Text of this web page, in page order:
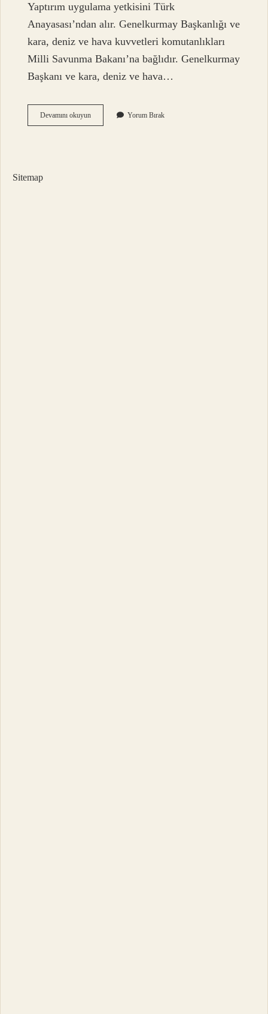
Yaptırım uygulama yetkisini Türk
Anayasası’ndan alır. Genelkurmay Başkanlığı ve
kara, deniz ve hava kuvvetleri komutanlıkları
Milli Savunma Bakanı’na bağlıdır. Genelkurmay
Başkanı ve kara, deniz ve hava…
Devamını okuyunMsb
Neyin
Yorum Bırak
Sitemap